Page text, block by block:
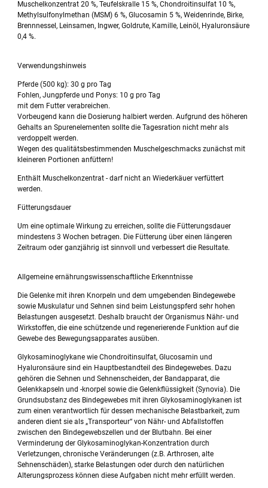
Muschelkonzentrat 20 %, Teufelskralle 15 %, Chondroitinsulfat 10 %,
Methylsulfonylmethan (MSM) 6 %, Glucosamin 5 %, Weidenrinde, Birke,
Brennnessel, Leinsamen, Ingwer, Goldrute, Kamille, Leinöl, Hyaluronsäure
0,4 %.
Verwendungshinweis
Pferde (500 kg): 30 g pro Tag
Fohlen, Jungpferde und Ponys: 10 g pro Tag
mit dem Futter verabreichen.
Vorbeugend kann die Dosierung halbiert werden. Aufgrund des höheren
Gehalts an Spurenelementen sollte die Tagesration nicht mehr als
verdoppelt werden.
Wegen des qualitätsbestimmenden Muschelgeschmacks zunächst mit
kleineren Portionen anfüttern!
Enthält Muschelkonzentrat - darf nicht an Wiederkäuer verfüttert
werden.
Fütterungsdauer
Um eine optimale Wirkung zu erreichen, sollte die Fütterungsdauer
mindestens 3 Wochen betragen. Die Fütterung über einen längeren
Zeitraum oder ganzjährig ist sinnvoll und verbessert die Resultate.
Allgemeine ernährungswissenschaftliche Erkenntnisse
Die Gelenke mit ihren Knorpeln und dem umgebenden Bindegewebe
sowie Muskulatur und Sehnen sind beim Leistungspferd sehr hohen
Belastungen ausgesetzt. Deshalb braucht der Organismus Nähr- und
Wirkstoffen, die eine schützende und regenerierende Funktion auf die
Gewebe des Bewegungsapparates ausüben.
Glykosaminoglykane wie Chondroitinsulfat, Glucosamin und
Hyaluronsäure sind ein Hauptbestandteil des Bindegewebes. Dazu
gehören die Sehnen und Sehnenscheiden, der Bandapparat, die
Gelenkkapseln und -knorpel sowie die Gelenkflüssigkeit (Synovia). Die
Grundsubstanz des Bindegewebes mit ihren Glykosaminoglykanen ist
zum einen verantwortlich für dessen mechanische Belastbarkeit, zum
anderen dient sie als „Transporteur“ von Nähr- und Abfallstoffen
zwischen den Bindegewebszellen und der Blutbahn. Bei einer
Verminderung der Glykosaminoglykan-Konzentration durch
Verletzungen, chronische Veränderungen (z.B. Arthrosen, alte
Sehnenschäden), starke Belastungen oder durch den natürlichen
Alterungsprozess können diese Aufgaben nicht mehr erfüllt werden.